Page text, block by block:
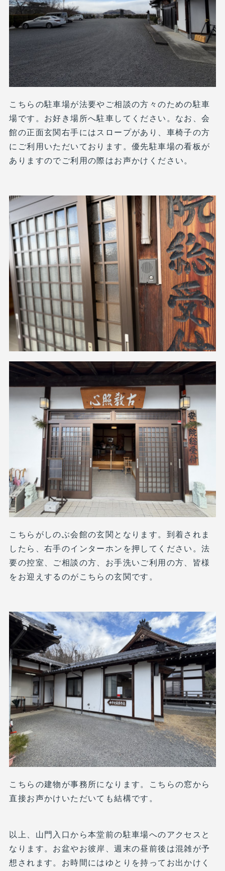
こちらの駐車場が法要やご相談の方々のための駐車
場です。お好き場所へ駐車してください。なお、会
館の正面玄関右手にはスロープがあり、車椅子の方
にご利用いただいております。優先駐車場の看板が
ありますのでご利用の際はお声かけください。
こちらがしのぶ会館の玄関となります。到着されま
したら、右手のインターホンを押してください。法
要の控室、ご相談の方、お手洗いご利用の方、皆様
をお迎えするのがこちらの玄関です。
こちらの建物が事務所になります。こちらの窓から
直接お声かけいただいても結構です。
以上、山門入口から本堂前の駐車場へのアクセスと
なります。お盆やお彼岸、週末の昼前後は混雑が予
想されます。お時間にはゆとりを持ってお出かけく